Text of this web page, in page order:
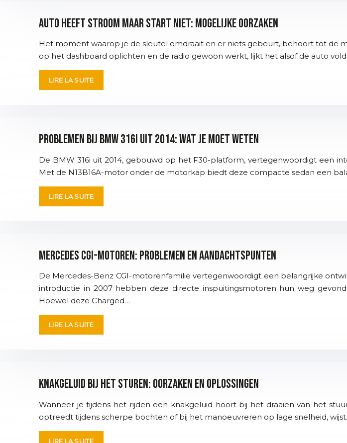
Auto heeft stroom maar start niet: mogelijke oorzaken
Het moment waarop je de sleutel omdraait en er niets gebeurt, behoort tot de
op het dashboard oplichten en de radio gewoon werkt, lijkt het alsof de auto
LIRE LA SUITE
Problemen bij BMW 316i uit 2014: wat je moet weten
De BMW 316i uit 2014, gebouwd op het F30-platform, vertegenwoordigt een
Met de N13B16A-motor onder de motorkap biedt deze compacte sedan een
LIRE LA SUITE
Mercedes CGI-motoren: problemen en aandachtspunten
De Mercedes-Benz CGI-motorenfamilie vertegenwoordigt een belangrijke
introductie in 2007 hebben deze directe inspuitingsmotoren hun weg
Hoewel deze Charged…
LIRE LA SUITE
Knakgeluid bij het sturen: oorzaken en oplossingen
Wanneer je tijdens het rijden een knakgeluid hoort bij het draaien van het
optreedt tijdens scherpe bochten of bij het manoeuvreren op lage snelheid,
LIRE LA SUITE